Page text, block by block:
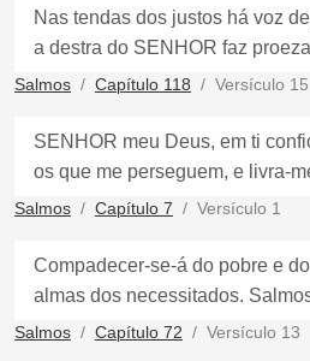
Nas tendas dos justos há voz
a destra do SENHOR faz
Salmos Capítulo 118 Versículo 15
SENHOR meu Deus, em ti
os que me perseguem, e livra-
Salmos Capítulo 7 Versículo 1
Compadecer-se-á do pobre e
almas dos necessitados.
Salmos Capítulo 72 Versículo 13